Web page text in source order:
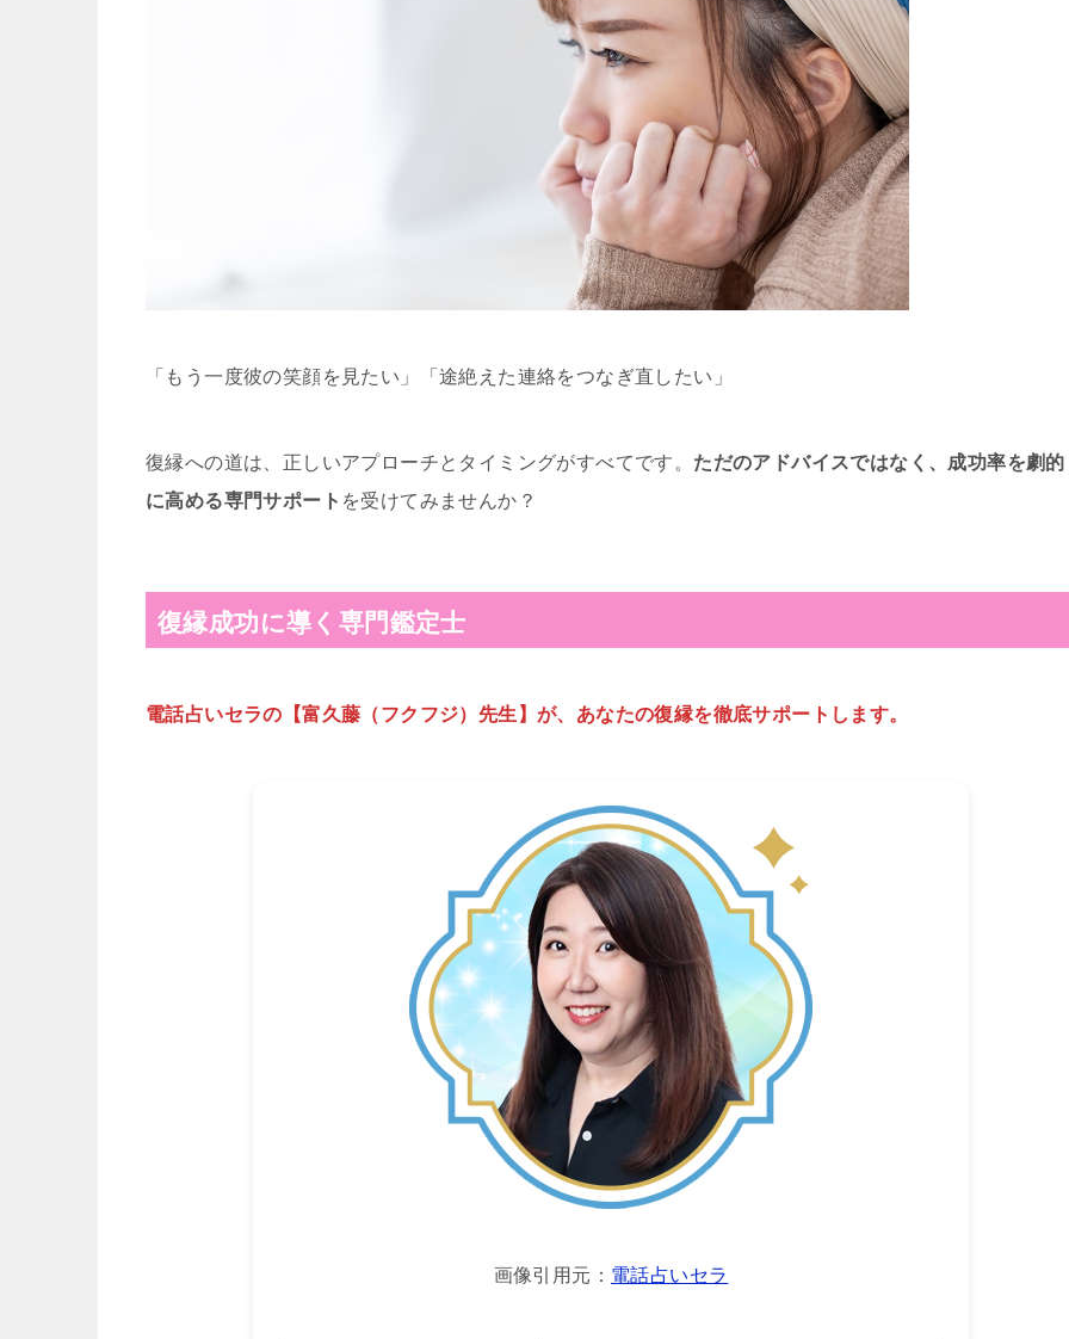
「もう一度彼の笑顔を見たい」「途絶えた連絡をつなぎ直したい」
復縁への道は、正しいアプローチとタイミングがすべてです。 ただのアドバイスではなく、成功率を劇的
に高める専門サポート を受けてみませんか？
復縁成功に導く専門鑑定士
電話占いセラの【富久藤（フクフジ）先生】が、あなたの復縁を徹底サポートします。
画像引用元： 電話占いセラ